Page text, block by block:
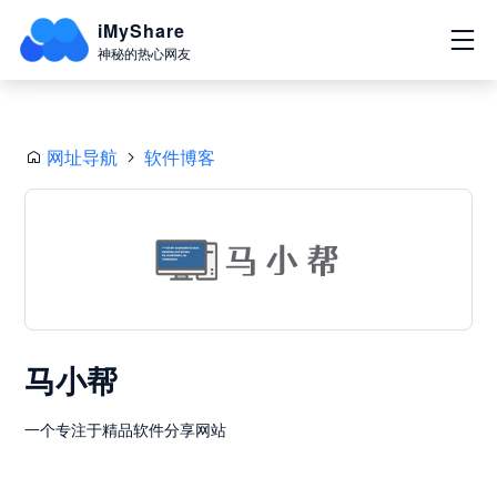
iMyShare
神秘的热心网友
网址导航 软件博客
马小帮
一个专注于精品软件分享网站